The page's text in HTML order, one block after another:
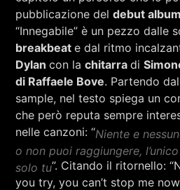
Sostieni Radio
pubblicazione deldebut album
“Innegabile” è un pezzo dalle
breakbeate dal ritmo
Dylancon lachitarradi
di Raffaele Bove. Partendo
sample, nel testo spiega un
che però reputa sempre
nelle canzoni: “Niente e
o non puoi raggiungere,
solo tu”. Citando il ritornello:
you try, you can’t stop me